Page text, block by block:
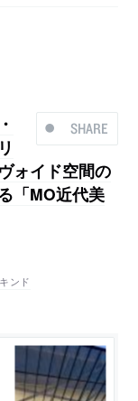
SHARE
ォイド空間の
「MO近代美
ンド